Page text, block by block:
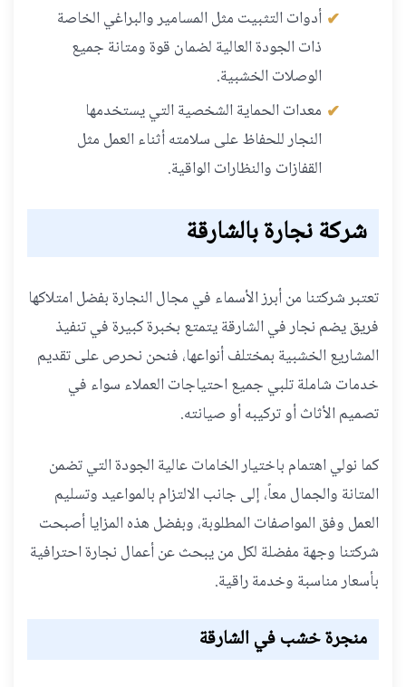
أدوات التثبيت مثل المسامير والبراغي الخاصة
ذات الجودة العالية لضمان قوة ومتانة جميع
الوصلات الخشبية.
معدات الحماية الشخصية التي يستخدمها
النجار للحفاظ على سلامته أثناء العمل مثل
القفازات والنظارات الواقية.
شركة نجارة بالشارقة
تعتبر شركتنا من أبرز الأسماء في مجال النجارة بفضل امتلاكها
فريق يضم نجار في الشارقة يتمتع بخبرة كبيرة في تنفيذ
المشاريع الخشبية بمختلف أنواعها، فنحن نحرص على تقديم
خدمات شاملة تلبي جميع احتياجات العملاء سواء في
تصميم الأثاث أو تركيبه أو صيانته.
كما نولي اهتمام باختيار الخامات عالية الجودة التي تضمن
المتانة والجمال معاً، إلى جانب الالتزام بالمواعيد وتسليم
العمل وفق المواصفات المطلوبة، وبفضل هذه المزايا أصبحت
شركتنا وجهة مفضلة لكل من يبحث عن أعمال نجارة احترافية
بأسعار مناسبة وخدمة راقية.
منجرة خشب في الشارقة